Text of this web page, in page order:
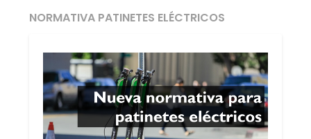
NORMATIVA PATINETES ELÉCTRICOS